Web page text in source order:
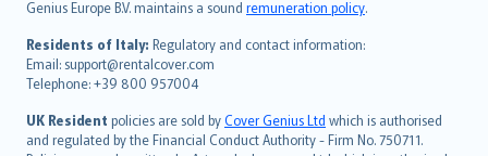
Genius Europe B.V. maintains a sound remuneration policy.
Residents of Italy: Regulatory and contact information:
Email: support@rentalcover.com
Telephone: +39 800 957004
UK Resident policies are sold byCover Genius Ltd which is authorised
and regulated by the Financial Conduct Authority - Firm No. 750711.
polski
עברית
Português
svenska
日本語
한국어